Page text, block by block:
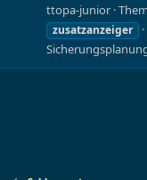
ttopa-junior
zusatzanzeiger